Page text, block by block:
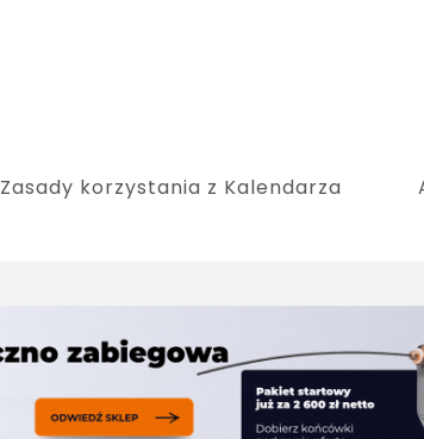
Zasady korzystania z Kalendarza